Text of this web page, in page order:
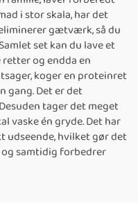
i stor skala, har det
gætværk, så du
set kan du lave et
og endda en
koger en proteinret
gang. Det er det
tager det meget
vaske én gryde. Det har
udseende, hvilket gør det
samtidig forbedrer